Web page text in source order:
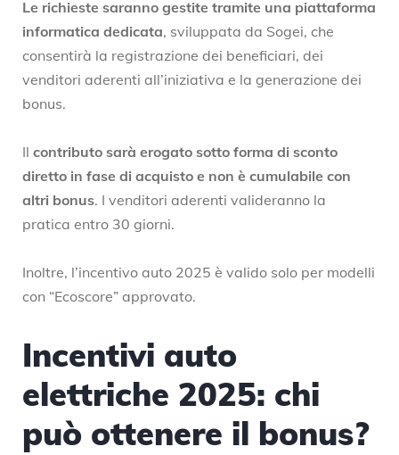
Le richieste saranno gestite tramite una piattaforma
informatica dedicata, sviluppata da Sogei, che
consentirà la registrazione dei beneficiari, dei
venditori aderenti all’iniziativa e la generazione dei
bonus.
Il contributo sarà erogato sotto forma di sconto
diretto in fase di acquisto e non è cumulabile con
altri bonus. I venditori aderenti valideranno la
pratica entro 30 giorni.
Inoltre, l’incentivo auto 2025 è valido solo per modelli
con “Ecoscore” approvato.
Incentivi auto
elettriche 2025: chi
può ottenere il bonus?